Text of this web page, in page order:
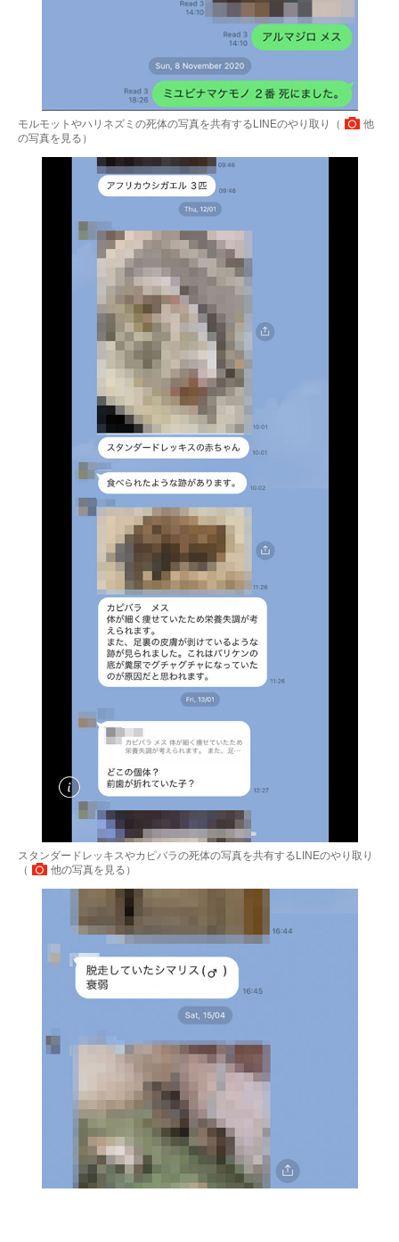
モルモットやハリネズミの死体の写真を共有するLINEのやり取り（
他
の写真を見る ）
スタンダードレッキスやカピバラの死体の写真を共有するLINEのやり取り
（
他の写真を見る ）